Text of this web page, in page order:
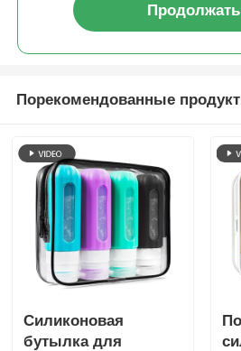
Продолжать
Порекомендованные
Силиконовая
бутылка для